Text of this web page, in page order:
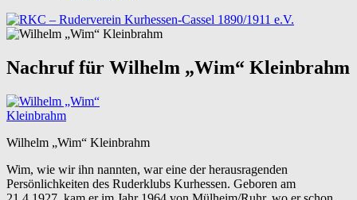
Nachruf für Wilhelm „Wim“ Kleinbrahm
Wilhelm „Wim“ Kleinbrahm
Wim, wie wir ihn nannten, war eine der herausragenden
Persönlichkeiten des Ruderklubs Kurhessen. Geboren am